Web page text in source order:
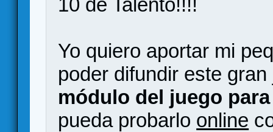
10 de Talento!!!!
Yo quiero aportar mi
poder difundir este
módulo del juego
pueda probarlo online